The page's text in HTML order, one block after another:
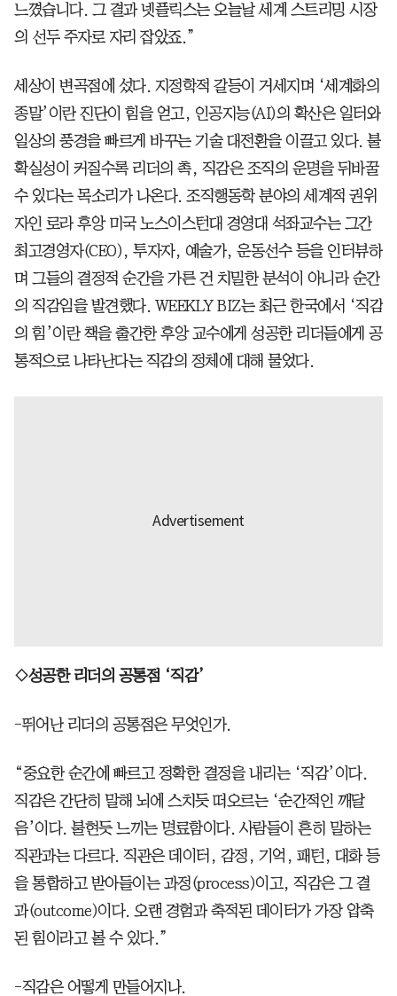
느꼈습니다. 그 결과 넷플릭스는 오늘날 세계 스트리밍 시장
의 선두 주자로 자리 잡았죠.”
세상이 변곡점에 섰다. 지정학적 갈등이 거세지며 ‘세계화의
종말’이란 진단이 힘을 얻고, 인공지능(AI)의 확산은 일터와
일상의 풍경을 빠르게 바꾸는 기술 대전환을 이끌고 있다. 불
확실성이 커질수록 리더의 촉, 직감은 조직의 운명을 뒤바꿀
수 있다는 목소리가 나온다. 조직행동학 분야의 세계적 권위
자인 로라 후앙 미국 노스이스턴대 경영대 석좌교수는 그간
최고경영자(CEO), 투자자, 예술가, 운동선수 등을 인터뷰하
며 그들의 결정적 순간을 가른 건 치밀한 분석이 아니라 순간
의 직감임을 발견했다. WEEKLY BIZ는 최근 한국에서 ‘직감
의 힘’이란 책을 출간한 후앙 교수에게 성공한 리더들에게 공
통적으로 나타난다는 직감의 정체에 대해 물었다.
◇성공한 리더의 공통점 ‘직감’
-뛰어난 리더의 공통점은 무엇인가.
“중요한 순간에 빠르고 정확한 결정을 내리는 ‘직감’이다.
직감은 간단히 말해 뇌에 스치듯 떠오르는 ‘순간적인 깨달
음’이다. 불현듯 느끼는 명료함이다. 사람들이 흔히 말하는
직관과는 다르다. 직관은 데이터, 감정, 기억, 패턴, 대화 등
을 통합하고 받아들이는 과정(process)이고, 직감은 그 결
과(outcome)이다. 오랜 경험과 축적된 데이터가 가장 압축
된 힘이라고 볼 수 있다.”
-직감은 어떻게 만들어지나.